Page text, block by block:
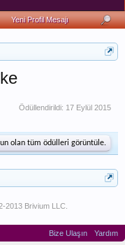
Ödüllendirildi: 17 Eylül 2015
olan tüm ödülleri görüntüle.
2013 Brivium LLC.
Yeni Profil Mesajı
Bize Ulaşın
Yardım